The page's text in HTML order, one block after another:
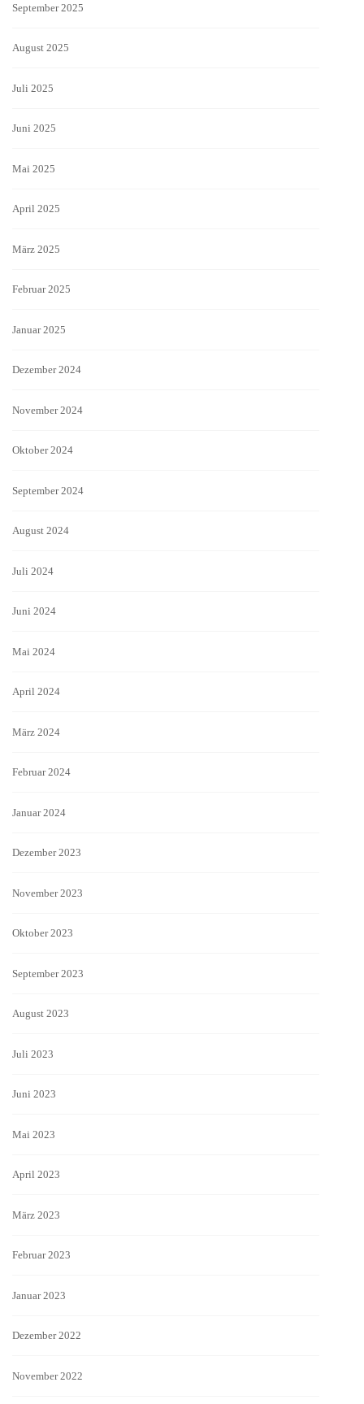
September 2025
August 2025
Juli 2025
Juni 2025
Mai 2025
April 2025
März 2025
Februar 2025
Januar 2025
Dezember 2024
November 2024
Oktober 2024
September 2024
August 2024
Juli 2024
Juni 2024
Mai 2024
April 2024
März 2024
Februar 2024
Januar 2024
Dezember 2023
November 2023
Oktober 2023
September 2023
August 2023
Juli 2023
Juni 2023
Mai 2023
April 2023
März 2023
Februar 2023
Januar 2023
Dezember 2022
November 2022